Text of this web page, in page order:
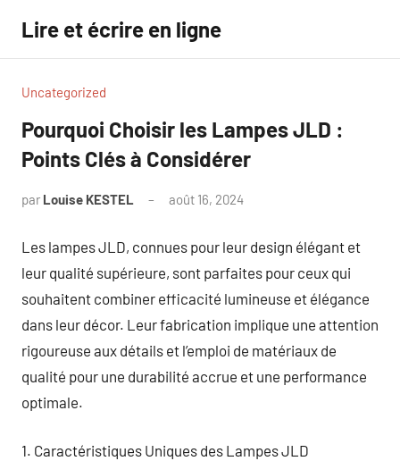
contenu
Lire et écrire en ligne
Uncategorized
Pourquoi Choisir les Lampes JLD :
Points Clés à Considérer
par Louise KESTEL août 16, 2024
Les lampes JLD, connues pour leur design élégant et
leur qualité supérieure, sont parfaites pour ceux qui
souhaitent combiner efficacité lumineuse et élégance
dans leur décor. Leur fabrication implique une attention
rigoureuse aux détails et l’emploi de matériaux de
qualité pour une durabilité accrue et une performance
optimale.
1. Caractéristiques Uniques des Lampes JLD